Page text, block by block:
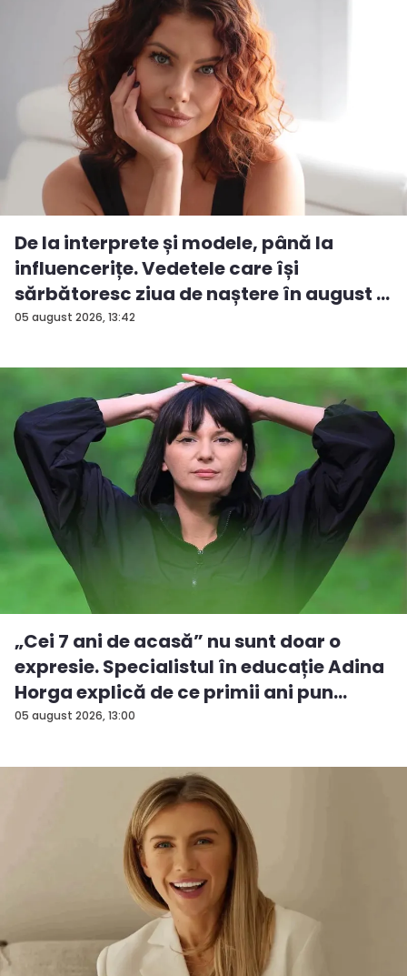
05 august 2026, 13:42
De la interprete și modele, până la
influencerițe. Vedetele care își
sărbătoresc ziua de naștere în august -
FOTO
05 august 2026, 13:00
„Cei 7 ani de acasă” nu sunt doar o
expresie. Specialistul în educație Adina
Horga explică de ce primii ani pun
bazele comportamentului co...